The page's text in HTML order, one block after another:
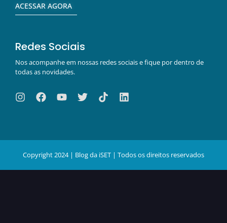
ACESSAR AGORA
Redes Sociais
Nos acompanhe em nossas redes sociais e fique por dentro de
todas as novidades.
Copyright 2024 | Blog da iSET | Todos os direitos reservados